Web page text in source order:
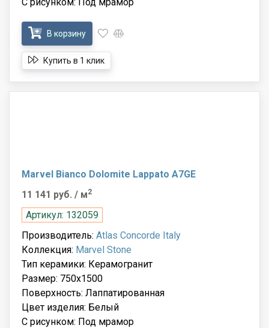
В корзину
Купить в 1 клик
Marvel Bianco Dolomite Lappato A7GE
11 141 руб. / м2
Артикул: 132059
Производитель: Atlas Concorde Italy
Коллекция: Marvel Stone
Тип керамики: Керамогранит
Размер: 750x1500
Поверхность: Лаппатированная
Цвет изделия: Белый
С рисунком: Под мрамор